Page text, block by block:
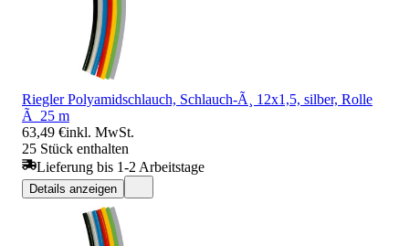
Riegler Polyamidschlauch, Schlauch-Ã¸ 12x1,5, silber, Rolle
Ã 25 m
63,49 €inkl. MwSt.
25 Stück enthalten
Lieferung bis 1-2 Arbeitstage
Details anzeigen